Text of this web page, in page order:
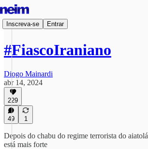
Inscreva-se Entrar
#FiascoIraniano
Diogo Mainardi
abr 14, 2024
229
49 1
Depois do chabu do regime terrorista do
está mais forte